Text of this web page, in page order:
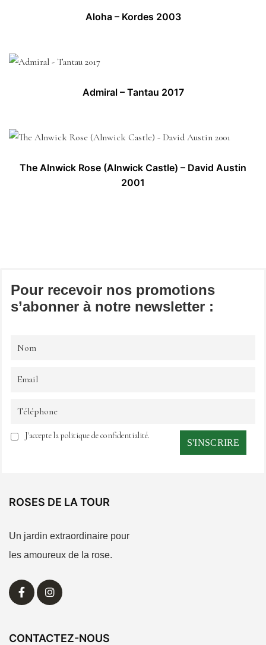
Aloha – Kordes 2003
Admiral – Tantau 2017
The Alnwick Rose (Alnwick Castle) – David Austin
2001
Pour recevoir nos promotions
s’abonner à notre newsletter :
J'accepte la politique de confidentialité.
ROSES DE LA TOUR
Un jardin extraordinaire pour
les amoureux de la rose.
CONTACTEZ-NOUS